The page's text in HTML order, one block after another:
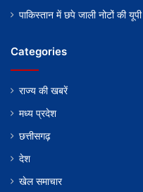
पाकिस्तान में छपे जाली नोटों की
Categories
राज्य की खबरें
मध्य प्रदेश
छत्तीसगढ़
देश
खेल समाचार